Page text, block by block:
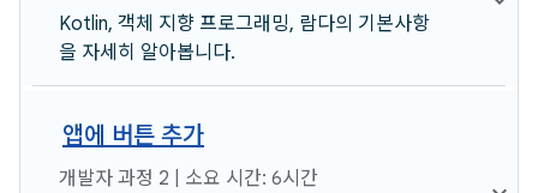
Kotlin, 객체 지향 프로그래밍, 람다의 기본사항
을 자세히 알아봅니다.
앱에 버튼 추가
개발자 과정 2 | 소요 시간: 6시간